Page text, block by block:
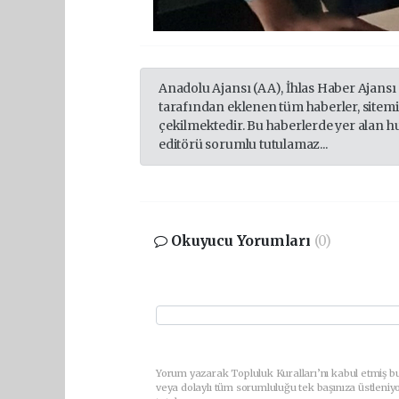
Anadolu Ajansı (AA), İhlas Haber
tarafından eklenen tüm haberler,
çekilmektedir. Bu haberlerde yer alan
editörü sorumlu tutulamaz...
Okuyucu Yorumları (0)
Yorum yazarak Topluluk Kuralları’nı kabul etmiş
veya dolaylı tüm sorumluluğu tek başınıza